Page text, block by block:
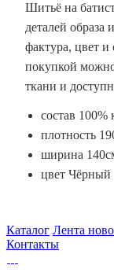
Шитьё на
деталей образа
фактура, цвет и
покупкой
ткани и
состав 100%
плотность
ширина
цвет Чёрный
Каталог Лента
Контакты